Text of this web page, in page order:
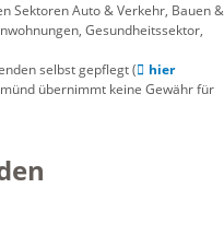
Sektoren Auto & Verkehr, Bauen &
Gesundheitssektor,
selbst gepflegt (
hier
übernimmt keine Gewähr für